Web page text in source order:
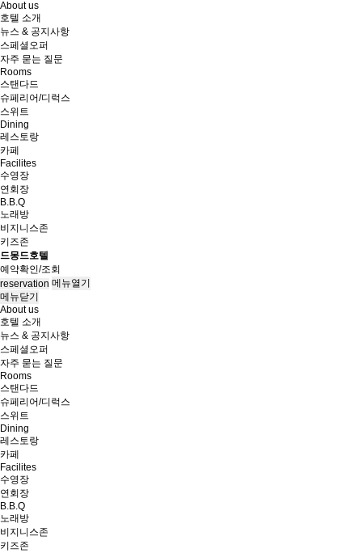
About us
호텔 소개
뉴스 & 공지사항
스페셜오퍼
자주 묻는 질문
Rooms
스탠다드
슈페리어/디럭스
스위트
Dining
레스토랑
카페
Facilites
수영장
연회장
B.B.Q
노래방
비지니스존
키즈존
드몽드호텔
예약확인/조회
reservation 메뉴열기
메뉴닫기
About us
호텔 소개
뉴스 & 공지사항
스페셜오퍼
자주 묻는 질문
Rooms
스탠다드
슈페리어/디럭스
스위트
Dining
레스토랑
카페
Facilites
수영장
연회장
B.B.Q
노래방
비지니스존
키즈존